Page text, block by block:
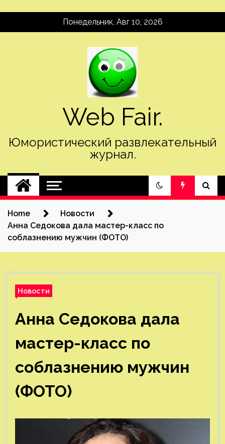
Понедельник, Авг 10, 2026
Web Fair.
Юмористический развлекательный
журнал.
Home
Новости
Анна Седокова дала мастер-класс по
соблазнению мужчин (ФОТО)
Новости
Анна Седокова дала
мастер-класс по
соблазнению мужчин
(ФОТО)